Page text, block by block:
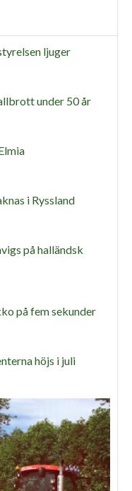
ljuger
under 50 år
i Ryssland
på halländsk
på fem sekunder
höjs i juli